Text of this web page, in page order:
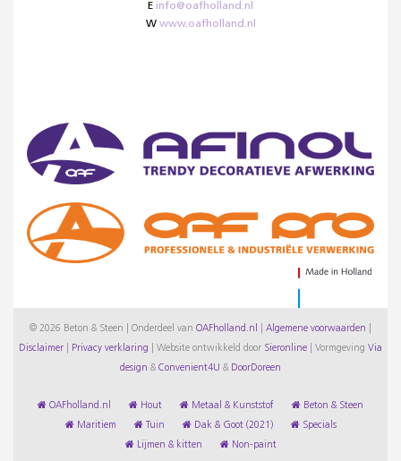
E info@oafholland.nl
W www.oafholland.nl
© 2026 Beton & Steen | Onderdeel van OAFholland.nl Algemene voorwaarden
Disclaimer Privacy verklaring Website ontwikkeld door Sieronline Vormgeving Via
design & Convenient4U & DoorDoreen
OAFholland.nl Hout Metaal & Kunststof Beton & Steen
Maritiem Tuin Dak & Goot (2021) Specials
Lijmen & kitten Non-paint